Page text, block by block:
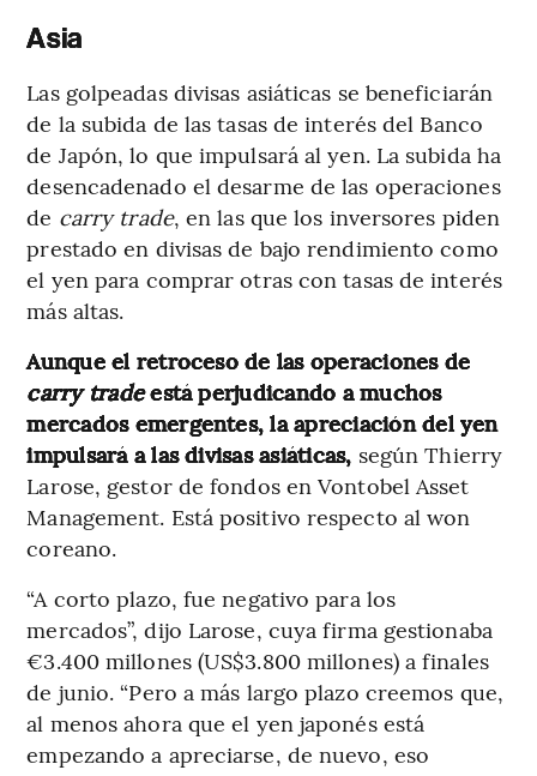
Asia
Las golpeadas divisas asiáticas se beneficiarán
de la subida de las tasas de interés del Banco
de Japón, lo que impulsará al yen. La subida ha
desencadenado el desarme de las operaciones
de carry trade, en las que los inversores piden
prestado en divisas de bajo rendimiento como
el yen para comprar otras con tasas de interés
más altas.
Aunque el retroceso de las operaciones de
carry tradeestá perjudicando a muchos
mercados emergentes, la apreciación del yen
impulsará a las divisas asiáticas, según Thierry
Larose, gestor de fondos en Vontobel Asset
Management. Está positivo respecto al won
coreano.
“A corto plazo, fue negativo para los
mercados”, dijo Larose, cuya firma gestionaba
€3.400 millones (US$3.800 millones) a finales
de junio. “Pero a más largo plazo creemos que,
al menos ahora que el yen japonés está
empezando a apreciarse, de nuevo, eso